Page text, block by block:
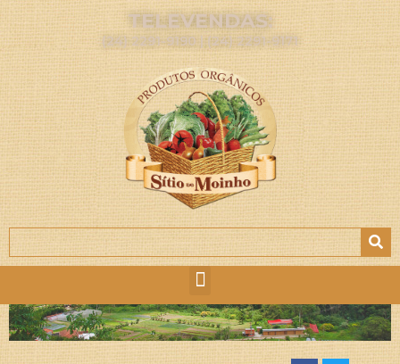
TELEVENDAS:
(24) 2291-9190 | (24) 2291-9171